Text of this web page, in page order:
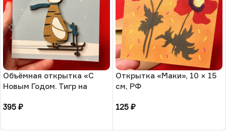
Объёмная открытка «С
Новым Годом. Тигр на
395 ₽
Открытка «Маки», 10 × 15
см, РФ
125 ₽